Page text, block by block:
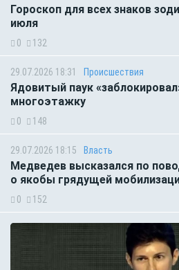
Гороскоп для всех знаков
июля
0 132
29.07.2026 18:31 Происшествия
Ядовитый паук
многоэтажку
0 148
29.07.2026 18:15 Власть
Медведев высказался по
о якобы грядущей
0 152